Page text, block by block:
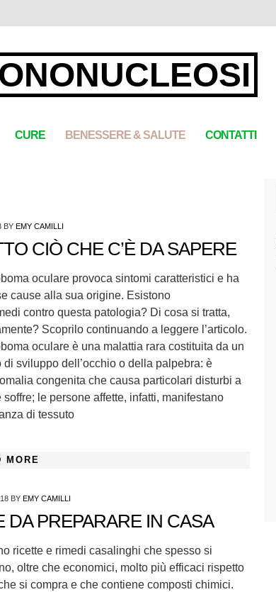
CURE BENESSERE & SALUTE CONTATTI
BY EMY CAMILLI
CIÒ CHE C’È DA SAPERE
oculare provoca sintomi caratteristici e ha
cause alla sua origine. Esistono
contro questa patologia? Di cosa si tratta,
Scoprilo continuando a leggere l’articolo.
oculare è una malattia rara costituita da un
di sviluppo dell’occhio o della palpebra: è
congenita che causa particolari disturbi a
soffre; le persone affette, infatti, manifestano
di tessuto
MORE
BYEMY CAMILLI
DA PREPARARE IN CASA
ricette e rimedi casalinghi che spesso si
oltre che economici, molto più efficaci rispetto
si compra e che contiene composti chimici.